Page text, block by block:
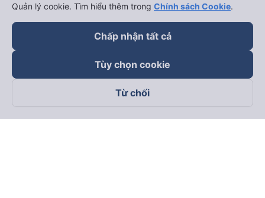
Quản lý cookie. Tìm hiểu thêm trong Chính sách Cookie.
Chấp nhận tất cả
Tùy chọn cookie
Từ chối